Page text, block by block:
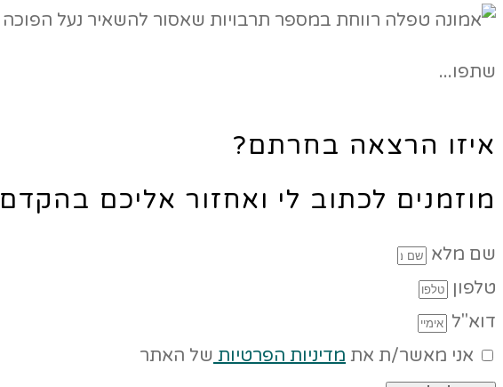
שתפו...
איזו הרצאה בחרתם?
מוזמנים לכתוב לי ואחזור אליכם בהקדם
שם מלא
טלפון
דוא"ל
אני מאשר/ת את מדיניות הפרטיות של האתר